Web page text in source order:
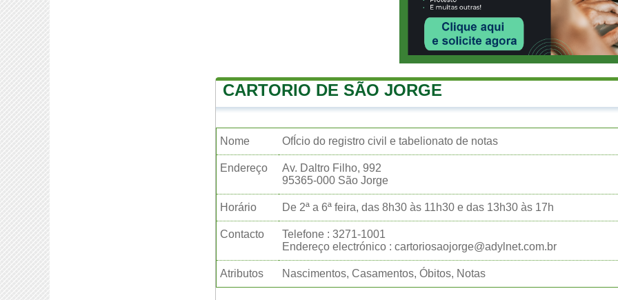
CARTORIO DE SÃO JORGE
Nome OfÍcio do registro civil e tabelionato de notas
Endereço
Av. Daltro Filho, 992
95365-000 São Jorge
Horário De 2ª a 6ª feira, das 8h30 às 11h30 e das 13h30 às 17h
Contacto
Telefone : 3271-1001
Endereço electrónico : cartoriosaojorge@adylnet.com.br
Atributos Nascimentos, Casamentos, Óbitos, Notas